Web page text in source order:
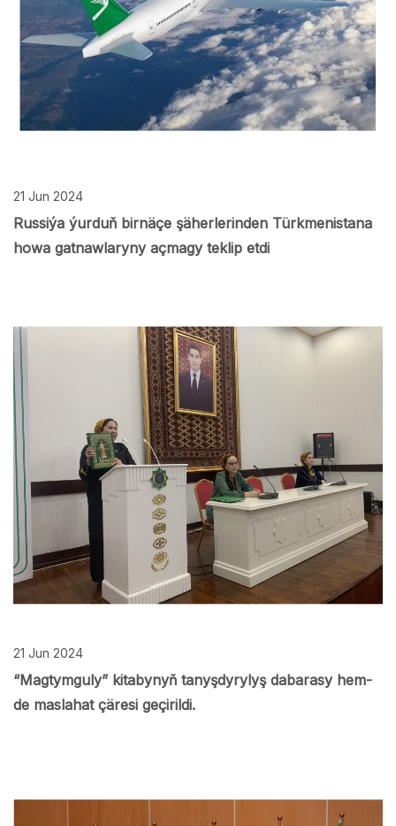
21 Jun 2024
Russiýa ýurduň birnäçe şäherlerinden Türkmenistana
howa gatnawlaryny açmagy teklip etdi
21 Jun 2024
“Magtymguly” kitabynyň tanyşdyrylyş dabarasy hem-
de maslahat çäresi geçirildi.